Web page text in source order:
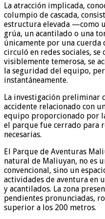
La atracción implicada,
columpio de cascada,
estructura elevada —como
grúa, un acantilado o una
únicamente por una cuerda
circuló en redes sociales,
visiblemente temerosa, se
la seguridad del equipo,
instantáneamente.
La investigación preliminar
accidente relacionado con
equipo proporcionado por
el parque fue cerrado para
necesarias.
El Parque de Aventuras
natural de Maliuyan, no es
convencional, sino un
actividades de aventura en
y acantilados. La zona
pendientes pronunciadas,
superior a los 200 metros.